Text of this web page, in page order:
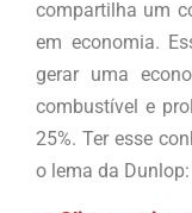
compartilha um
em economia.
gerar uma
combustível e
25%. Ter esse
o lema da Dunlop: